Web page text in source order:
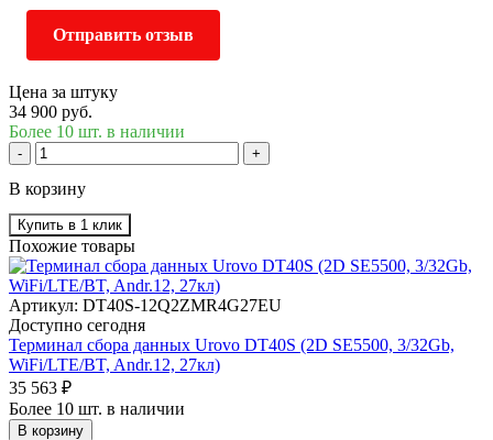
Отправить отзыв
Цена за штуку
34 900 руб.
Более 10 шт. в наличии
- +
В корзину
Купить в 1 клик
Похожие товары
Артикул: DT40S-12Q2ZMR4G27EU
Доступно сегодня
Терминал сбора данных Urovo DT40S (2D SE5500, 3/32Gb,
WiFi/LTE/BT, Andr.12, 27кл)
35 563 ₽
Более 10 шт. в наличии
В корзину